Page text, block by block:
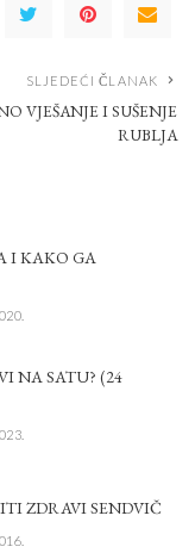
SLJEDEĆI ČLANAK
VJEŠANJE I SUŠENJE
RUBLJA
I KAKO GA
NA SATU? (24
ZDRAVI SENDVIČ